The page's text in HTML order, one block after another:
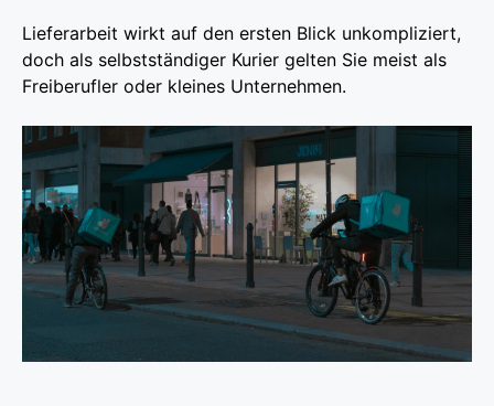
Lieferarbeit wirkt auf den ersten Blick unkompliziert,
doch als selbstständiger Kurier gelten Sie meist als
Freiberufler oder kleines Unternehmen.